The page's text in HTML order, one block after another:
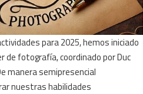
para 2025, hemos iniciado
fotografía, coordinado por Duc
manera semipresencial
nuestras habilidades